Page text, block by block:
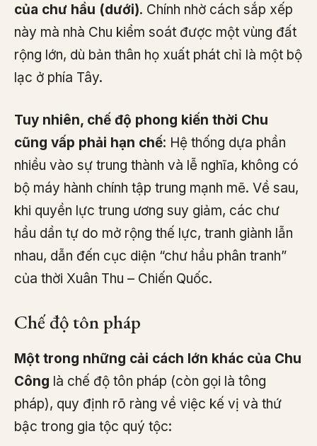
của chư hầu (dưới). Chính nhờ cách sắp xếp
này mà nhà Chu kiểm soát được một vùng đất
rộng lớn, dù bản thân họ xuất phát chỉ là một bộ
lạc ở phía Tây.
Tuy nhiên, chế độ phong kiến thời Chu
cũng vấp phải hạn chế: Hệ thống dựa phần
nhiều vào sự trung thành và lễ nghĩa, không có
bộ máy hành chính tập trung mạnh mẽ. Về sau,
khi quyền lực trung ương suy giảm, các chư
hầu dần tự do mở rộng thế lực, tranh giành lẫn
nhau, dẫn đến cục diện “chư hầu phân tranh”
của thời Xuân Thu – Chiến Quốc.
Chế độ tôn pháp
Một trong những cải cách lớn khác của Chu
Công là chế độ tôn pháp (còn gọi là tông
pháp), quy định rõ ràng về việc kế vị và thứ
bậc trong gia tộc quý tộc: